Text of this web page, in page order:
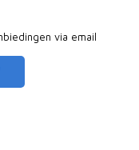
via email